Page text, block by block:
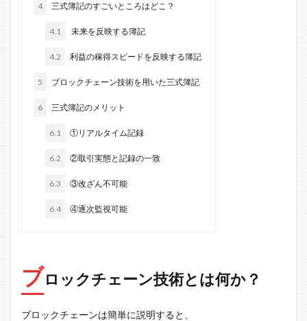
4 三式簿記のすごいところはどこ？
4.1 未来を反映する簿記
4.2 利益の稼得スピードを反映する簿記
5 ブロックチェーン技術を用いた三式簿記
6 三式簿記のメリット
6.1 ①リアルタイム記録
6.2 ②取引実態と記録の一致
6.3 ③改ざん不可能
6.4 ④逐次監視可能
ブロックチェーン技術とは何か？
ブロックチェーンは簡単に説明すると、